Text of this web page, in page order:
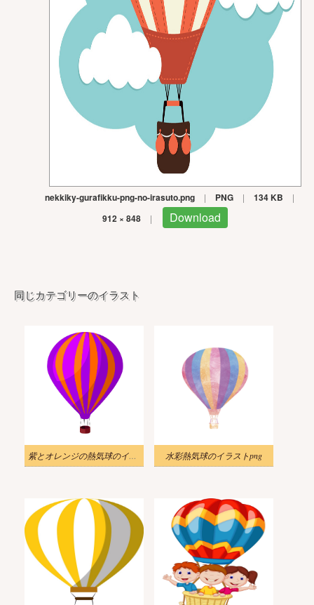
nekkiky-gurafikku-png-no-irasuto.png | PNG | 134 KB |
912 × 848 | Download
同じカテゴリーのイラスト
紫とオレンジの熱気球のイラストpng 水彩熱気球のイラストpng